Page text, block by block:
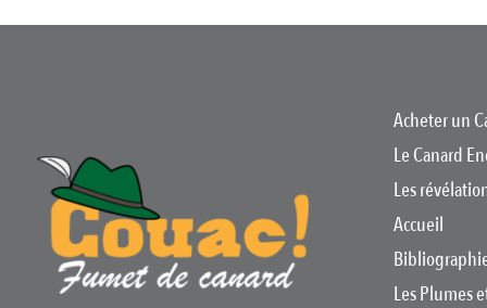
Acheter un
Le Canard
Les
Accueil
Les Plumes